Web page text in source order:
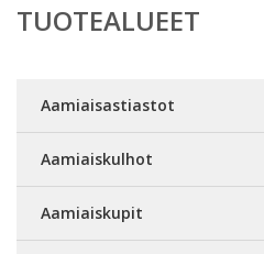
TUOTEALUEET
Aamiaisastiastot
Aamiaiskulhot
Aamiaiskupit